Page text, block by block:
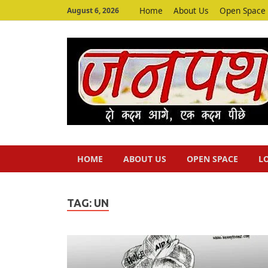
August 6, 2026 Home About Us Open Space
HOME ABOUT US OPEN SPACE
TAG: UN